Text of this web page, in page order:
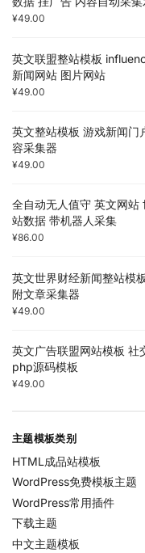
¥49.00
英文联盟整站模板
新闻网站 图片网站
¥49.00
英文整站模板 游戏新闻门
容采集器
¥49.00
全自动无人值守 英文网
站数据 带机器人采集
¥86.00
英文世界财经新闻整站模
附文章采集器
¥49.00
英文广告联盟网站模板
php源码模板
¥49.00
主题模板类别
HTML成品站模板
WordPress免费模板主题
WordPress常用插件
下载主题
中文主题模板